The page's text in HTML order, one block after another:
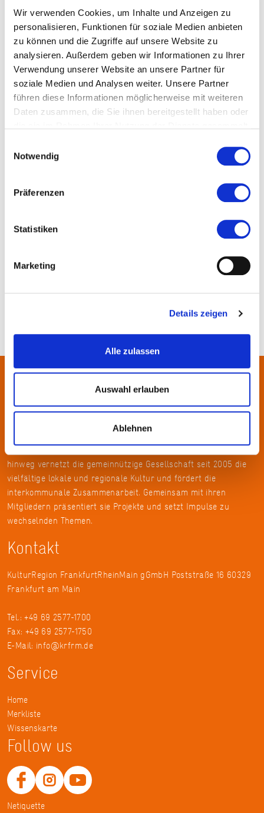
Wir verwenden Cookies, um Inhalte und Anzeigen zu
personalisieren, Funktionen für soziale Medien anbieten
zu können und die Zugriffe auf unsere Website zu
analysieren. Außerdem geben wir Informationen zu Ihrer
Verwendung unserer Website an unsere Partner für
soziale Medien und Analysen weiter. Unsere Partner
führen diese Informationen möglicherweise mit weiteren
Daten zusammen, die Sie ihnen bereitgestellt haben oder
Notwendig
Präferenzen
Statistiken
Marketing
Details zeigen
Alle zulassen
Auswahl erlauben
Ablehnen
www.hindemith.info/de/kabinett
Weitere Informationen zu den hessischen Museen
unterwww.museen-in-hessen.de
Stand: 2016
60594 Frankfurt am Main
Landkreise, Städte, Gemeinden und der Regionalverband zur
KulturRegion zusammen-geschlossen. Über die Ländergrenzen
hinweg vernetzt die gemeinnützige Gesellschaft seit 2005 die
vielfältige lokale und regionale Kultur und fördert die
interkommunale Zusammenarbeit. Gemeinsam mit ihren
Mitgliedern präsentiert sie Projekte und setzt Impulse zu
wechselnden Themen.
Kontakt
KulturRegion FrankfurtRheinMain gGmbH Poststraße 16 60329
Frankfurt am Main
Tel.: +49 69 2577-1700
Fax: +49 69 2577-1750
E-Mail: info@krfrm.de
Service
Home
Merkliste
Wissenskarte
Follow us
Netiquette